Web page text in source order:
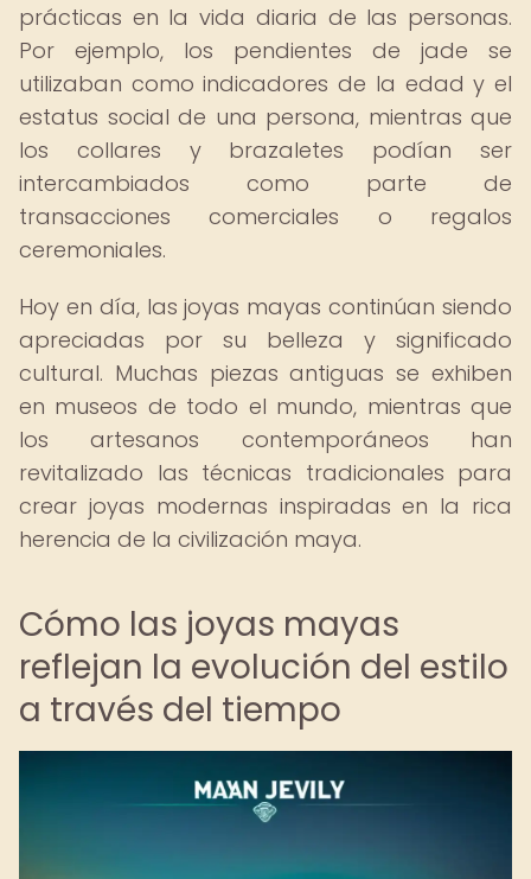
prácticas en la vida diaria de las personas.
Por ejemplo, los pendientes de jade se
utilizaban como indicadores de la edad y el
estatus social de una persona, mientras que
los collares y brazaletes podían ser
intercambiados como parte de
transacciones comerciales o regalos
ceremoniales.
Hoy en día, las joyas mayas continúan siendo
apreciadas por su belleza y significado
cultural. Muchas piezas antiguas se exhiben
en museos de todo el mundo, mientras que
los artesanos contemporáneos han
revitalizado las técnicas tradicionales para
crear joyas modernas inspiradas en la rica
herencia de la civilización maya.
Cómo las joyas mayas
reflejan la evolución del estilo
a través del tiempo